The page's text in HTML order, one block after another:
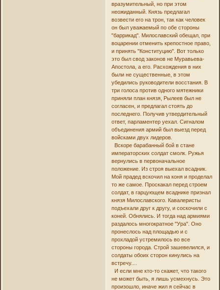
вразумительный, но при этом
неожиданный. Князь предлагал
возвести его на трон, так как человек
он был уважаемый по обе стороны
"баррикад". Милославский обещал, при
воцарении отменить крепостное право,
и принять "Конституцию". Вот только
это был свод законов не Муравьева-
Апостола, а его. Расхождения в них
были не существенные, в этом
убедились руководители восстания. В
три голоса против одного мятежники
приняли план князя, Рылеев был не
согласен, и предлагал стоять до
последнего. Получив утвердительный
ответ, парламентер уехал. Сигналом
объединения армий был выезд перед
войсками двух лидеров.
Вскоре барабанный бой в стане
императорских солдат смолк. Ружья
вернулись в первоначальное
положение. Из строя выехал всадник.
Мой прадед вскочил на коня и проделал
то же самое. Проскакал перед строем
солдат, в гарцующем всаднике признал
князя Милославского. Кавалеристы
подъехали друг к другу, и соскочили с
коней. Обнялись. И тогда над армиями
раздалось многократное "Ура". Оно
пронеслось над площадью и с
прохладой устремилось во все
стороны города. Строй зашевелился, и
солдаты обоих сторон кинулись на
встречу....
И если мне кто-то скажет, что такого
не может быть, я лишь усмехнусь. Это
произошло, иначе жил я сейчас в